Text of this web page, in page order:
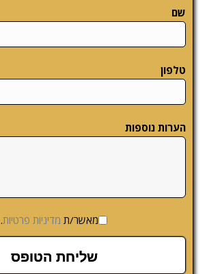
שם
טלפון
הערות נוספות
מאשר/ת מדיניות פרטיות.